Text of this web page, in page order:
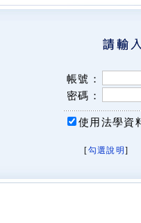
帳號：
密碼：
使用法學資
[勾選說明 ]